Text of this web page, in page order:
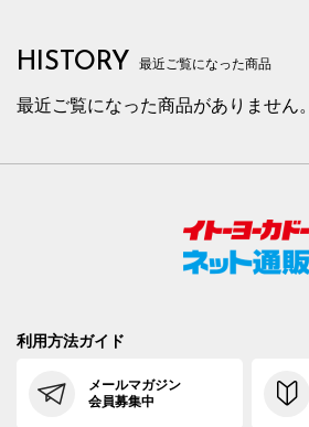
HISTORY 最近ご覧になった商品
最近ご覧になった商品がありません。
利用方法ガイド
メールマガジン
会員募集中